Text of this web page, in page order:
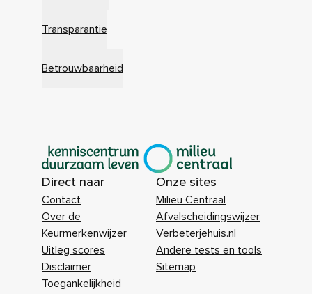
Transparantie
Betrouwbaarheid
|
Direct naar
Contact
Over de
Keurmerkenwijzer
Uitleg scores
Disclaimer
Toegankelijkheid
Onze sites
Milieu Centraal
Afvalscheidingswijzer
Verbeterjehuis.nl
Andere tests en tools
Sitemap